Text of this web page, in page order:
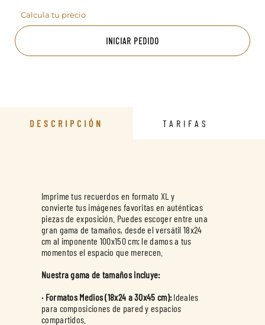
Calcula tu precio
INICIAR PEDIDO
DESCRIPCIÓN TARIFAS
Imprime tus recuerdos en formato XL y
convierte tus imágenes favoritas en auténticas
piezas de exposición. Puedes escoger entre una
gran gama de tamaños, desde el versátil 18x24
cm al imponente 100x150 cm; le damos a tus
momentos el espacio que merecen.
Nuestra gama de tamaños incluye:
· Formatos Medios (18x24 a 30x45 cm):Ideales
para composiciones de pared y espacios